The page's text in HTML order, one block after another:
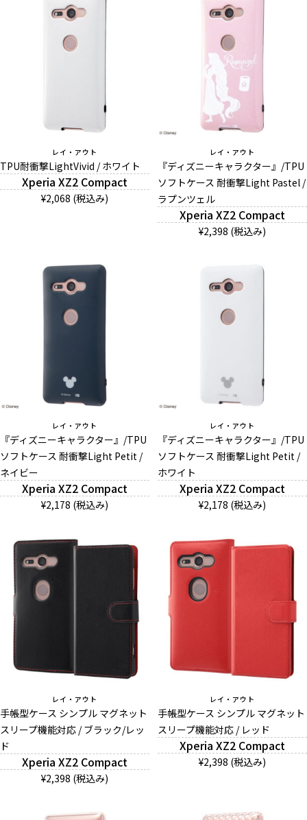
レイ・アウト
TPU耐衝撃LightVivid / ホワイト
Xperia XZ2 Compact
¥2,068 (税込み)
レイ・アウト
『ディズニーキャラクター』/TPU
ソフトケース 耐衝撃Light Pastel /
ラプンツェル
Xperia XZ2 Compact
¥2,398 (税込み)
レイ・アウト
『ディズニーキャラクター』/TPU
ソフトケース 耐衝撃Light Petit /
ネイビー
Xperia XZ2 Compact
¥2,178 (税込み)
レイ・アウト
『ディズニーキャラクター』/TPU
ソフトケース 耐衝撃Light Petit /
ホワイト
Xperia XZ2 Compact
¥2,178 (税込み)
レイ・アウト
手帳型ケース シンプル マグネット
スリープ機能対応 / ブラック/レッ
ド
Xperia XZ2 Compact
¥2,398 (税込み)
レイ・アウト
手帳型ケース シンプル マグネット
スリープ機能対応 / レッド
Xperia XZ2 Compact
¥2,398 (税込み)